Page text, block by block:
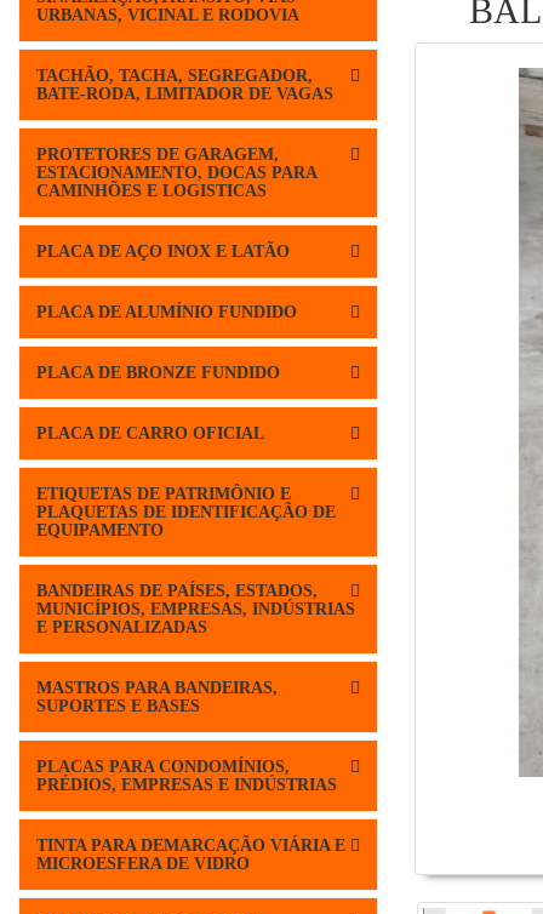
URBANAS, VICINAL E RODOVIA
TACHÃO, TACHA, SEGREGADOR,
BATE-RODA, LIMITADOR DE VAGAS
PROTETORES DE GARAGEM,
ESTACIONAMENTO, DOCAS PARA
CAMINHÕES E LOGISTICAS
PLACA DE AÇO INOX E LATÃO
PLACA DE ALUMÍNIO FUNDIDO
PLACA DE BRONZE FUNDIDO
PLACA DE CARRO OFICIAL
ETIQUETAS DE PATRIMÔNIO E
PLAQUETAS DE IDENTIFICAÇÃO DE
EQUIPAMENTO
BANDEIRAS DE PAÍSES, ESTADOS,
MUNICÍPIOS, EMPRESAS, INDÚSTRIAS
E PERSONALIZADAS
MASTROS PARA BANDEIRAS,
SUPORTES E BASES
PLACAS PARA CONDOMÍNIOS,
PRÉDIOS, EMPRESAS E INDÚSTRIAS
TINTA PARA DEMARCAÇÃO VIÁRIA E
MICROESFERA DE VIDRO